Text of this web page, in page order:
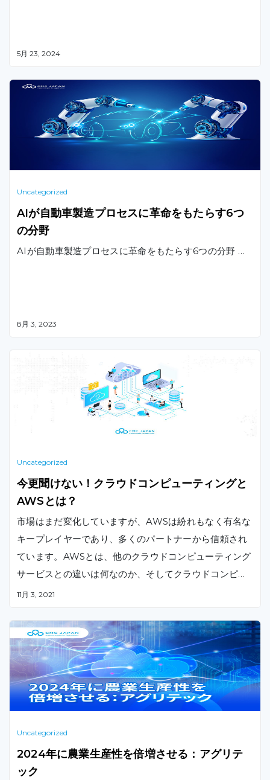
5月 23, 2024
Uncategorized
AIが自動車製造プロセスに革命をもたらす6つ
の分野
AIが自動車製造プロセスに革命をもたらす6つの分野 …
8月 3, 2023
Uncategorized
今更聞けない！クラウドコンピューティングと
AWSとは？
市場はまだ変化していますが、AWSは紛れもなく有名な
キープレイヤーであり、多くのパートナーから信頼され
ています。AWSとは、他のクラウドコンピューティング
サービスとの違いは何なのか、そしてクラウドコンピュ
ーティングとは何なのか。この技術を理解することで、
ができます。
11月 3, 2021
Uncategorized
2024年に農業生産性を倍増させる：アグリテ
ック